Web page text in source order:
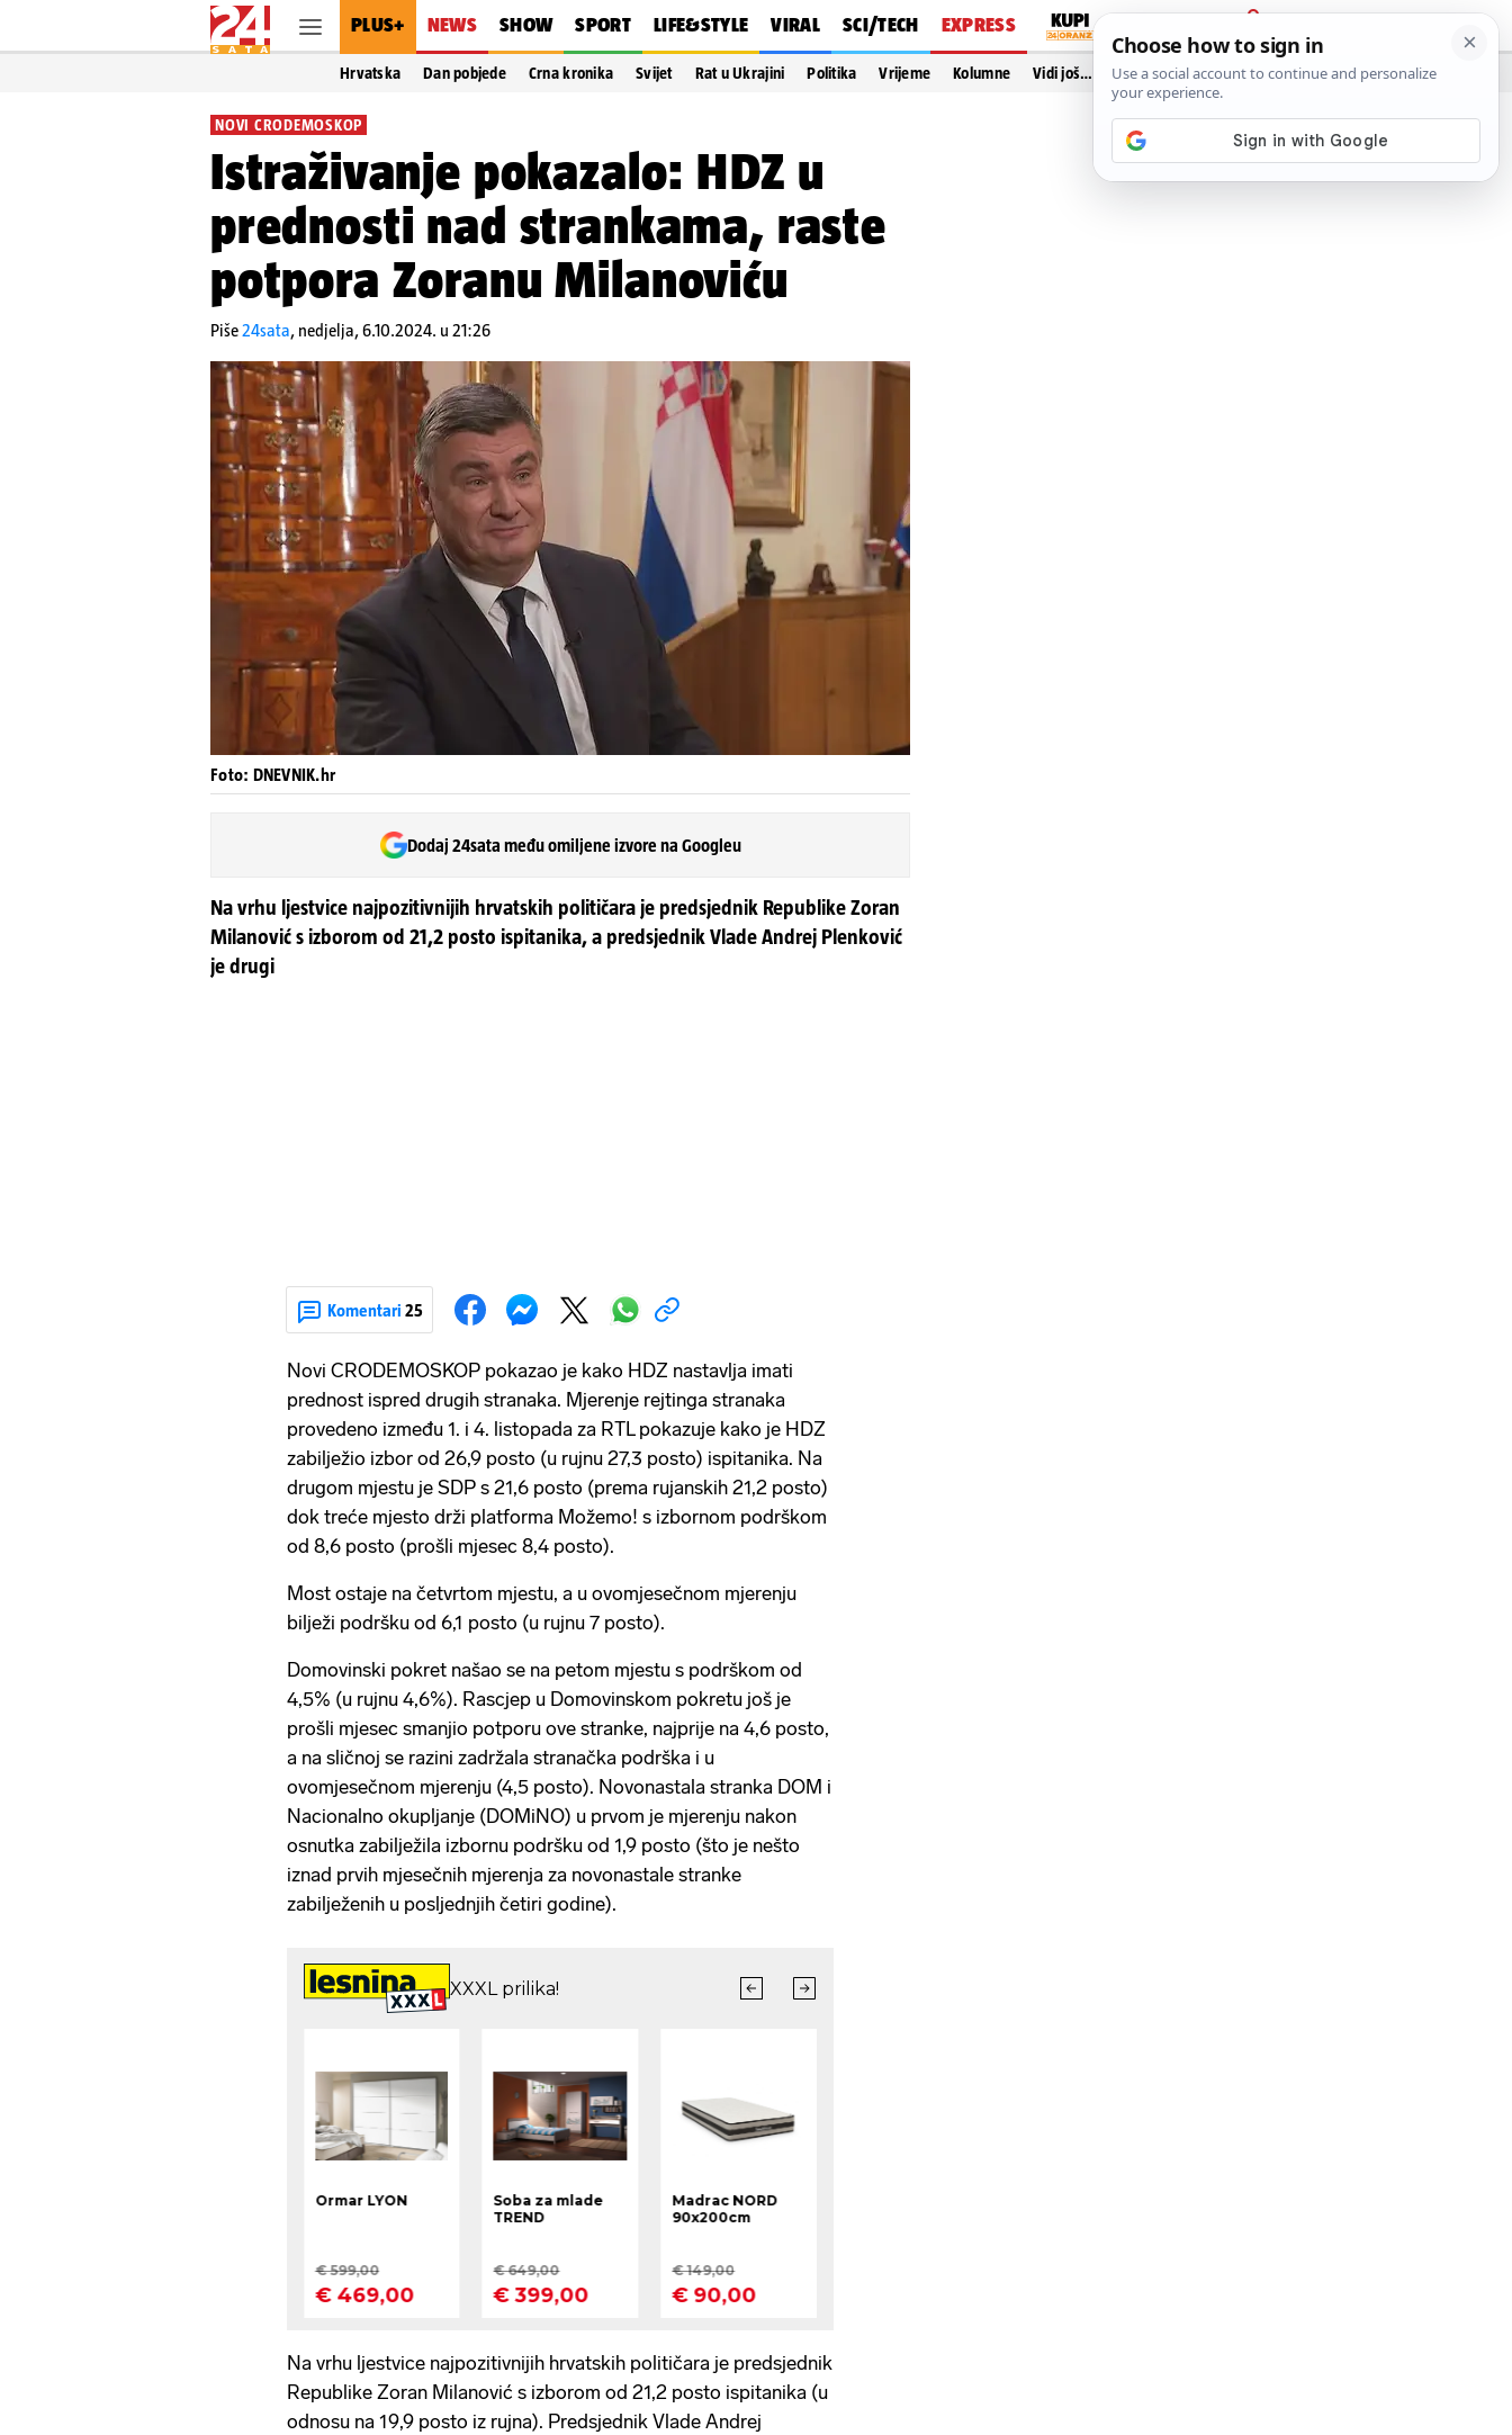
PLUS+ NEWS SHOW SPORT LIFE&STYLE VIRAL SCI/TECH EXPRESS
PRIJAVA
Hrvatska Dan pobjede Crna kronika Svijet Rat u Ukrajini Politika Vrijeme Kolumne Vidi još…
NOVI CRODEMOSKOP
Istraživanje pokazalo: HDZ u
prednosti nad strankama, raste
potpora Zoranu Milanoviću
Piše24sata, nedjelja, 6.10.2024. u 21:26
Foto: DNEVNIK.hr
Dodaj 24sata među omiljene izvore na Googleu
Na vrhu ljestvice najpozitivnijih hrvatskih političara je predsjednik Republike Zoran
Milanović s izborom od 21,2 posto ispitanika, a predsjednik Vlade Andrej Plenković
je drugi
Komentari 25
Novi CRODEMOSKOP pokazao je kako HDZ nastavlja imati
prednost ispred drugih stranaka. Mjerenje rejtinga stranaka
provedeno između 1. i 4. listopada za RTL pokazuje kako je HDZ
zabilježio izbor od 26,9 posto (u rujnu 27,3 posto) ispitanika. Na
drugom mjestu je SDP s 21,6 posto (prema rujanskih 21,2 posto)
dok treće mjesto drži platforma Možemo! s izbornom podrškom
od 8,6 posto (prošli mjesec 8,4 posto).
Most ostaje na četvrtom mjestu, a u ovomjesečnom mjerenju
bilježi podršku od 6,1 posto (u rujnu 7 posto).
Domovinski pokret našao se na petom mjestu s podrškom od
4,5% (u rujnu 4,6%). Rascjep u Domovinskom pokretu još je
prošli mjesec smanjio potporu ove stranke, najprije na 4,6 posto,
a na sličnoj se razini zadržala stranačka podrška i u
ovomjesečnom mjerenju (4,5 posto). Novonastala stranka DOM i
Nacionalno okupljanje (DOMiNO) u prvom je mjerenju nakon
osnutka zabilježila izbornu podršku od 1,9 posto (što je nešto
iznad prvih mjesečnih mjerenja za novonastale stranke
zabilježenih u posljednjih četiri godine).
Na vrhu ljestvice najpozitivnijih hrvatskih političara je predsjednik
Republike Zoran Milanović s izborom od 21,2 posto ispitanika (u
odnosu na 19,9 posto iz rujna). Predsjednik Vlade Andrej